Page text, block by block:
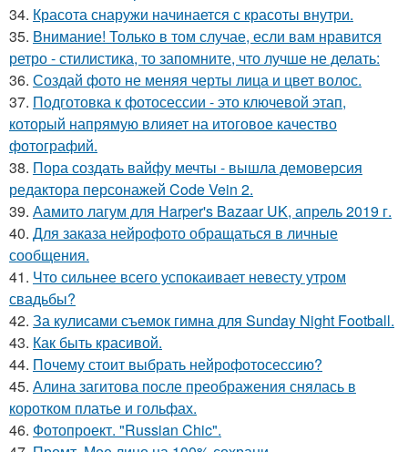
34. Красота снаружи начинается с красоты внутри.
35. Внимание! Только в том случае, если вам нравится
ретро - стилистика, то запомните, что лучше не делать:
36. Создай фото не меняя черты лица и цвет волос.
37. Подготовка к фотосессии - это ключевой этап,
который напрямую влияет на итоговое качество
фотографий.
38. Пора создать вайфу мечты - вышла демоверсия
редактора персонажей Code Vein 2.
39. Аамито лагум для Harper's Bazaar UK, апрель 2019 г.
40. Для заказа нейрофото обращаться в личные
сообщения.
41. Что сильнее всего успокаивает невесту утром
свадьбы?
42. За кулисами съемок гимна для Sunday Night Football.
43. Как быть красивой.
44. Почему стоит выбрать нейрофотосессию?
45. Алина загитова после преображения снялась в
коротком платье и гольфах.
46. Фотопроект. "Russian Chic".